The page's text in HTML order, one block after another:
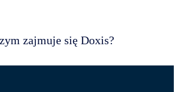
zajmuje się Doxis?